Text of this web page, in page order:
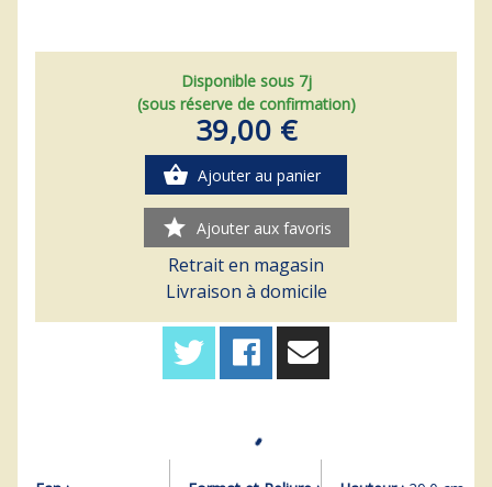
Disponible sous 7j
(sous réserve de confirmation)
39,00 €
shopping_basket Ajouter au panier
star Ajouter aux favoris
Retrait en magasin
Livraison à domicile